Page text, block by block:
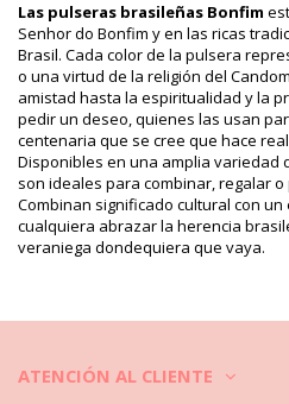
Fotos retocadas
Instrucciones
Instrucciones de cuidado
Bonfim - Rosa Choque
¿Cómo cuidar tus joyas en verano?
tus joyas merecen una buena
verano puede ser un poco más difícil.
asegurarte de que tus aretes,
preciosos. También puede destruir
Las pulseras brasileñas Bonfim
Senhor do Bonfim y en las ricas
Brasil. Cada color de la pulsera
o una virtud de la religión del
amistad hasta la espiritualidad y la
pedir un deseo, quienes las usan
centenaria que se cree que hace
Disponibles en una amplia variedad
son ideales para combinar, regalar
Combinan significado cultural con
cualquiera abrazar la herencia
veraniega dondequiera que vaya.
ATENCIÓN AL CLIENTE